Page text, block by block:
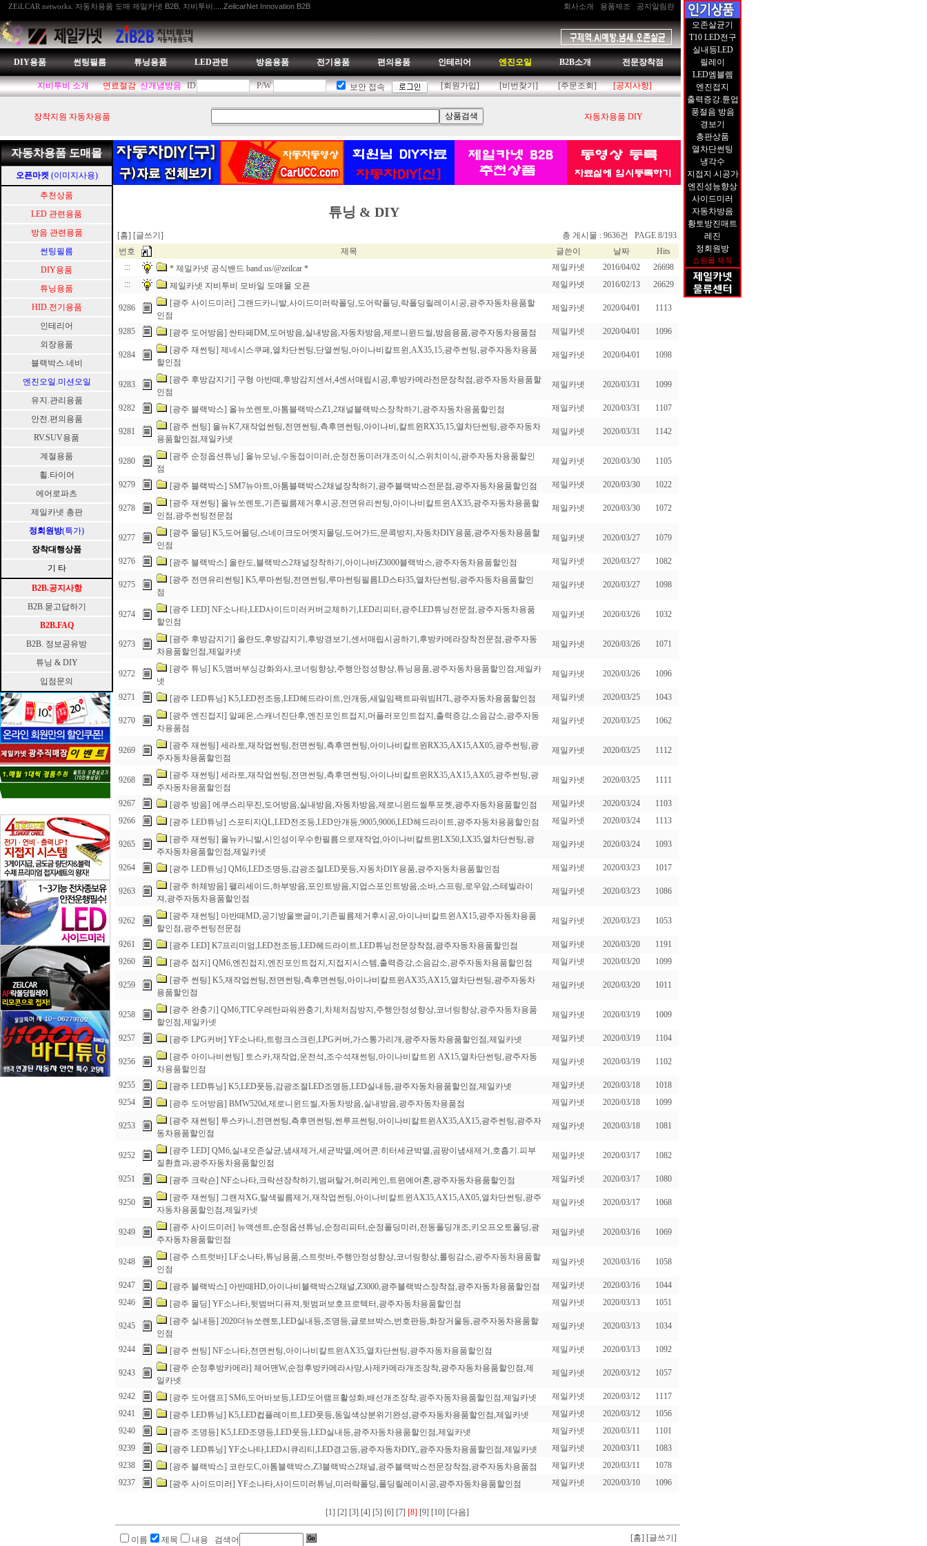
ZEiLCAR networks. 자동차용품 도매 제일카넷 B2B, 지비투비.....ZeilcarNet Innovation B2B 회사소개 용품제조 공지알림란
DIY용품 썬팅필름 튜닝용품 LED관련 방음용품 전기용품 편의용품 인테리어 엔진오일 B2B소개 전문장착점
지비투비 소개 연료절감 신개념방음 ID P/W 보안 접속 [회원가입] [비번찾기] [주문조회] [공지사항]
장착지원 자동차용품 자동차용품 DIY
자동차용품 도매몰
오픈마켓 (이미지사용)
추천상품
LED 관련용품
방음 관련용품
썬팅필름
DIY용품
튜닝용품
HID.전기용품
인테리어
외장용품
블랙박스.네비
엔진오일.미션오일
유지.관리용품
안전.편의용품
RV.SUV용품
계절용품
휠.타이어
에어로파츠
제일카넷 총판
정회원방(특가)
장착대행상품
기 타
B2B.공지사항
B2B.묻고답하기
B2B.FAQ
B2B. 정보공유방
튜닝 & DIY
입점문의
튜닝 & DIY
[홈] [글쓰기]
총 게시물 : 9636건 PAGE 8/193
번호
제목 글쓴이 날짜
Hits
:::
* 제일카넷 공식밴드 band.us/@zeilcar * 제일카넷 2016/04/02
26698
:::
제일카넷 지비투비 모바일 도매몰 오픈 제일카넷 2016/02/13 26629
9286
[광주 사이드미러] 그랜드카니발,사이드미러락폴딩,도어락폴딩,락폴딩릴레이시공,광주자동차용품할
인점
제일카넷 2020/04/01 1113
9285 [광주 도어방음] 싼타페DM,도어방음,실내방음,자동차방음,제로니윈드씰,방음용품,광주자동차용품점 제일카넷 2020/04/01 1096
9284
[광주 재썬팅] 제네시스쿠페,열차단썬팅,단열썬팅,아이나비칼트윈,AX35,15,광주썬팅,광주자동차용품
할인점
제일카넷 2020/04/01 1098
9283
[광주 후방감지기] 구형 아반떼,후방감지센서,4센서매립시공,후방카메라전문장착점,광주자동차용품할
인점
제일카넷 2020/03/31 1099
9282 [광주 블랙박스] 올뉴쏘렌토,아톰블랙박스Z1,2채널블랙박스장착하기,광주자동차용품할인점 제일카넷 2020/03/31 1107
9281
[광주 썬팅] 올뉴K7,재작업썬팅,전면썬팅,측후면썬팅,아이나비,칼트윈RX35,15,열차단썬팅,광주자동차
용품할인점,제일카넷
제일카넷 2020/03/31 1142
9280
[광주 순정옵션튜닝] 올뉴모닝,수동접이미러,순정전동미러개조이식,스위치이식,광주자동차용품할인
점
제일카넷 2020/03/30 1105
9279 [광주 블랙박스] SM7뉴아트,아톰블랙박스2채널장착하기,광주블랙박스전문점,광주자동차용품할인점 제일카넷 2020/03/30 1022
9278
[광주 재썬팅] 올뉴쏘렌토,기존필름제거후시공,전면유리썬팅,아이나비칼트윈AX35,광주자동차용품할
인점,광주썬팅전문점
제일카넷 2020/03/30 1072
9277
[광주 몰딩] K5,도어몰딩,스네이크도어엣지몰딩,도어가드,문콕방지,자동차DIY용품,광주자동차용품할
인점
제일카넷 2020/03/27 1079
9276 [광주 블랙박스] 올란도,블랙박스2채널장착하기,아이나바Z3000블랙박스,광주자동차용품할인점 제일카넷 2020/03/27 1082
9275
[광주 전면유리썬팅] K5,루마썬팅,전면썬팅,루마썬팅필름LD스타35,열차단썬팅,광주자동차용품할인
점
제일카넷 2020/03/27 1098
9274
[광주 LED] NF소나타,LED사이드미러커버교체하기,LED리피터,광주LED튜닝전문점,광주자동차용품
할인점
제일카넷 2020/03/26 1032
9273
[광주 후방감지기] 올란도,후방감지기,후방경보기,센서매립시공하기,후방카메라장착전문점,광주자동
차용품할인점,제일카넷
제일카넷 2020/03/26 1071
9272
[광주 튜닝] K5,맴버부싱강화와샤,코너링향상,주행안정성향상,튜닝용품,광주자동차용품할인점,제일카
넷
제일카넷 2020/03/26 1096
9271 [광주 LED튜닝] K5,LED전조등,LED헤드라이트,안개등,새일임팩트파워빔H7L,광주자동차용품할인점 제일카넷 2020/03/25 1043
9270
[광주 엔진접지] 알페온,스캐너진단후,엔진포인트접지,머플러포인트접지,출력증강,소음감소,광주자동
차용품점
제일카넷 2020/03/25 1062
9269
[광주 재썬팅] 세라토,재작업썬팅,전면썬팅,측후면썬팅,아이나비칼트윈RX35,AX15,AX05,광주썬팅,광
주자동차용품할인점
제일카넷 2020/03/25 1112
9268
[광주 재썬팅] 세라토,재작업썬팅,전면썬팅,측후면썬팅,아이나비칼트윈RX35,AX15,AX05,광주썬팅,광
주자동차용품할인점
제일카넷 2020/03/25 1111
9267 [광주 방음] 에쿠스리무진,도어방음,실내방음,자동차방음,제로니윈드씰투포켓,광주자동차용품할인점 제일카넷 2020/03/24
1103
9266
[광주 LED튜닝] 스포티지QL,LED전조등,LED안개등,9005,9006,LED헤드라이트,광주자동차용품할인점 제일카넷 2020/03/24 1113
9265
[광주 재썬팅] 올뉴카니발,시인성이우수한필름으로재작업,아이나비칼트윈LX50,LX35,열차단썬팅,광
주자동차용품할인점,제일카넷
제일카넷 2020/03/24 1093
9264 [광주 LED튜닝] QM6,LED조명등,감광조절LED풋등,자동차DIY용품,광주자동차용품할인점 제일카넷 2020/03/23 1017
9263
[광주 하체방음] 팰리세이드,하부방음,포인트방음,지업스포인트방음,소바,스프링,로우암,스테빌라이
져,광주자동차용품할인점
제일카넷 2020/03/23 1086
9262
[광주 재썬팅] 아반떼MD,공기방울뽀글이,기존필름제거후시공,아이나비칼트윈AX15,광주자동차용품
할인점,광주썬팅전문점
제일카넷 2020/03/23 1053
9261 [광주 LED] K7프리미엄,LED전조등,LED헤드라이트,LED튜닝전문장착점,광주자동차용품할인점 제일카넷 2020/03/20
1191
9260
[광주 접지] QM6,엔진접지,엔진포인트접지,지접지시스템,출력증강,소음감소,광주자동차용품할인점 제일카넷 2020/03/20 1099
9259
[광주 썬팅] K5,재작업썬팅,전면썬팅,측후면썬팅,아이나비칼트윈AX35,AX15,열차단썬팅,광주자동차
용품할인점
제일카넷 2020/03/20 1011
9258
[광주 완충기] QM6,TTC우레탄파워완충기,차체처짐방지,주행안정성향상,코너링향상,광주자동차용품
할인점,제일카넷
제일카넷 2020/03/19 1009
9257 [광주 LPG커버] YF소나타,트렁크스크린,LPG커버,가스통가리개,광주자동차용품할인점,제일카넷 제일카넷 2020/03/19 1104
9256
[광주 아이나비썬팅] 토스카,재작업,운전석,조수석재썬팅,아이나비칼트윈 AX15,열차단썬팅,광주자동
차용품할인점
제일카넷 2020/03/19 1102
9255 [광주 LED튜닝] K5,LED풋등,감광조절LED조명등,LED실내등,광주자동차용품할인점,제일카넷 제일카넷 2020/03/18
1018
9254
[광주 도어방음] BMW520d,제로니윈드씰,자동차방음,실내방음,광주자동차용품점 제일카넷 2020/03/18 1099
9253
[광주 재썬팅] 투스카니,전면썬팅,측후면썬팅,썬루프썬팅,아이나비칼트윈AX35,AX15,광주썬팅,광주자
동차용품할인점
제일카넷 2020/03/18 1081
9252
[광주 LED] QM6,실내오존살균,냄새제거,세균박멸,에어콘.히터세균박멸,곰팡이냄새제거,호흡기.피부
질환효과,광주자동차용품할인점
제일카넷 2020/03/17 1082
9251 [광주 크락숀] NF소나타,크락션장착하기,범퍼탈거,허리케인,트윈에어혼,광주자동차용품할인점 제일카넷 2020/03/17 1080
9250
[광주 재썬팅] 그랜져XG,탈색필름제거,재작업썬팅,아이나비칼트윈AX35,AX15,AX05,열차단썬팅,광주
자동차용품할인점,제일카넷
제일카넷 2020/03/17 1068
9249
[광주 사이드미러] 뉴액센트,순정옵션튜닝,순정리피터,순정폴딩미러,전동폴딩개조,키오프오토폴딩,광
주자동차용품할인점
제일카넷 2020/03/16 1069
9248
[광주 스트럿바] LF소나타,튜닝용품,스트럿바,주행안정성향상,코너링향상,롤링감소,광주자동차용품할
인점
제일카넷 2020/03/16 1058
9247 [광주 블랙박스] 아반떼HD,아이나비블랙박스2채널,Z3000,광주블랙박스장착점,광주자동차용품할인점 제일카넷 2020/03/16
1044
9246
[광주 몰딩] YF소나타,뒷범버디퓨져,뒷범퍼보호프로텍터,광주자동차용품할인점 제일카넷 2020/03/13 1051
9245
[광주 실내등] 2020더뉴쏘렌토,LED실내등,조명등,글로브박스,번호판등,화장거울등,광주자동차용품할
인점
제일카넷 2020/03/13 1034
9244 [광주 썬팅] NF소나타,전면썬팅,아이나비칼트윈AX35,열차단썬팅,광주자동차용품할인점 제일카넷 2020/03/13 1092
9243
[광주 순정후방카메라] 체어맨W,순정후방카메라사망,사제카메라개조장착,광주자동차용품할인점,제
일카넷
제일카넷 2020/03/12 1057
9242 [광주 도어램프] SM6,도어바보등,LED도어램프활성화,배선개조장착,광주자동차용품할인점,제일카넷 제일카넷 2020/03/12
1117
9241
[광주 LED튜닝] K5,LED컵플레이트,LED풋등,동일색상분위기완성,광주자동차용품할인점,제일카넷 제일카넷 2020/03/12
1056
9240
[광주 조명등] K5,LED조명등,LED풋등,LED실내등,광주자동차용품할인점,제일카넷 제일카넷 2020/03/11
1101
9239
[광주 LED튜닝] YF소나타,LED시큐리티,LED경고등,광주자동차DIY,,광주자동차용품할인점,제일카넷 제일카넷 2020/03/11
1083
9238
[광주 블랙박스] 코란도C,아톰블랙박스,Z3블랙박스2채널,광주블랙박스전문장착점,광주자동차용품점 제일카넷 2020/03/11
1078
9237
[광주 사이드미러] YF소나타,사이드미러튜닝,미러락폴딩,폴딩릴레이시공,광주자동차용품할인점 제일카넷 2020/03/10 1096
[1] [2] [3] [4] [5] [6] [7] [8] [9] [10] [다음]
이름 제목 내용 검색어 [홈] [글쓰기]
오존살균기
T10 LED전구
실내등LED
릴레이
LED엠블렘
엔진접지
출력증강.튠업
풍절음 방음
경보기
총판상품
열차단썬팅
냉각수
지접지 시공가
엔진성능향상
사이드미러
자동차방음
황토방진매트
레진
정회원방
쇼핑몰 제작